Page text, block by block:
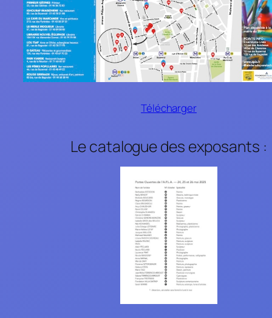
Télécharger
Le catalogue des exposants :